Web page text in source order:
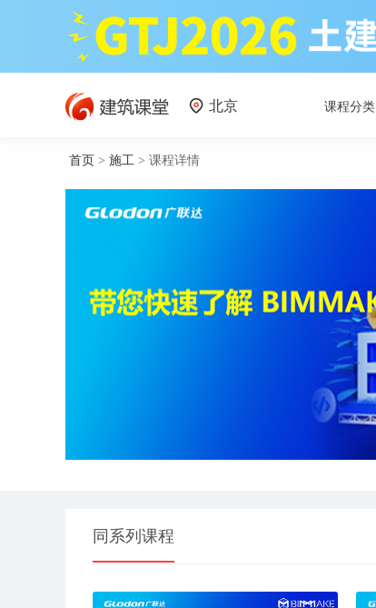
北京 课程分类
首页 > 施工 > 课程详情
同系列课程